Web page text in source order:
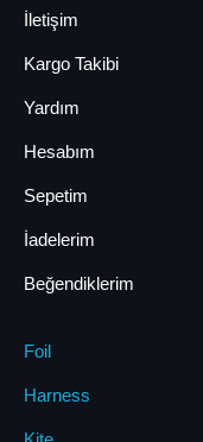
İletişim
Kargo Takibi
Yardım
Hesabım
Sepetim
İadelerim
Beğendiklerim
Foil
Harness